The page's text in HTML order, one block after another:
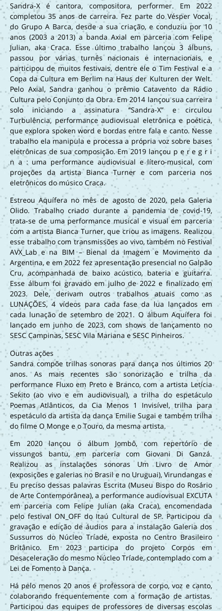
Sandra-X é cantora, compositora, performer. Em 2022
completou 35 anos de carreira. Fez parte do Vésper Vocal,
do Grupo A Barca, desde a sua criação, e conduziu por 10
anos (2003 a 2013) a banda Axial em parceria com Felipe
Julian, aka Craca. Esse último trabalho lançou 3 álbuns,
passou por várias turnês nacionais e internacionais, e
participou de muitos festivais, dentre ele o Tim Festival e a
Copa da Cultura em Berlim na Haus der Kulturen der Welt.
Pelo Axial, Sandra ganhou o prêmio Catavento da Rádio
Cultura pelo Conjunto da Obra. Em 2014 lançou sua carreira
solo iniciando a assinatura “Sandra-X” e circulou
Turbulência, performance audiovisual eletrônica e poética,
que explora spoken word e bordas entre fala e canto. Nesse
trabalho ela manipula e processa a própria voz sobre bases
eletrônicas de sua composição. Em 2019 lançou p e r e g r i
n a : uma performance audiovisual e lítero-musical, com
projeções da artista Bianca Turner e com parceria nos
eletrônicos do músico Craca.
Estreou Aquífera no mês de agosto de 2020, pela Galeria
Olido. Trabalho criado durante a pandemia de covid-19,
trata-se de uma performance musical e visual em parceria
com a artista Bianca Turner, que criou as imagens. Realizou
esse trabalho com transmissões ao vivo, também no Festival
AVX_Lab e na BIM – Bienal da Imagem e Movimento da
Argentina, e em 2022 fez apresentação presencial no Galpão
Cru, acompanhada de baixo acústico, bateria e guitarra.
Esse álbum foi gravado em julho de 2022 e finalizado em
2023. Dele, derivam outros trabalhos atuais como as
LUNAÇÕES, 4 vídeos para cada fase da lua lançados em
cada lunação de setembro de 2021. O álbum Aquífera foi
lançado em junho de 2023, com shows de lançamento no
SESC Campinas, SESC Vila Mariana e SESC Pinheiros.
Outras ações
Sandra compõe trilhas sonoras para dança nos últimos 20
anos. As mais recentes são sonorização e trilha da
performance Fluxo em Preto e Branco, com a artista Letícia
Sekito (ao vivo e em audiovisual), a trilha do espetáculo
Poemas Atlânticos, da Cia Menos 1 Invisível, trilha para
espetáculo da artista da dança Emilie Sugai e também trilha
do filme O Monge e o Touro, da mesma artista.
Em 2020 lançou o álbum Jombô, com repertório de
vissungos bantu, em parceria com Giovani Di Ganzá.
Realizou as instalações sonoras Um Livro de Amor
(exposições e galerias no Brasil e no Uruguai), Virundangas e
Eu preciso dessas palavras Escrita (Museu Bispo do Rosário
de Arte Contemporânea), a performance audiovisual EXCUTA
em parceria com Felipe Julian (aka Craca), encomendada
pelo festival ON_OFF do Itaú Cultural de SP. Participou da
gravação e edição de áudios para a instalação Galeria dos
Sussurros do Núcleo Tríade, exposta no Centro Brasileiro
Britânico. Em 2023 participa do projeto Corpos em
Desaceleração do mesmo Núcleo Tríade, contemplado com a
Lei de Fomento à Dança.
Há pelo menos 20 anos é professora de corpo, voz e canto,
colaborando frequentemente com a formação de artistas.
Participou das equipes de professores de diversas escolas